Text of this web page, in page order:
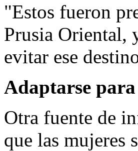
"Estos fueron
Prusia Oriental,
evitar ese
Adaptarse
Otra fuente de
que las mujeres